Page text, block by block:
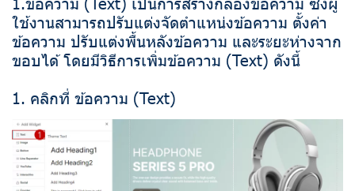
ใช้งานสามารถปรับแต่งจัดตำแหน่งข้อความ ตั้งค่า
ข้อความ ปรับแต่งพื้นหลังข้อความ และระยะห่างจาก
ขอบได้ โดยมีวิธีการเพิ่มข้อความ (Text) ดังนี้
1. คลิกที่ ข้อความ (Text)